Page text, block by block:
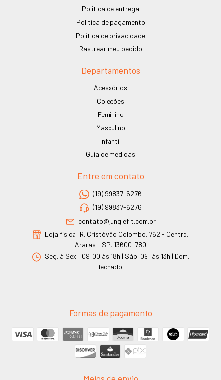
Politica de entrega
Politica de pagamento
Política de privacidade
Rastrear meu pedido
Departamentos
Acessórios
Coleções
Feminino
Masculino
Infantil
Guia de medidas
Entre em contato
(19) 99837-6276
(19) 99837-6276
contato@junglefit.com.br
Loja física: R. Cristóvão Colombo, 762 - Centro,
Araras - SP, 13600-780
Seg. à Sex.: 09:00 às 18h | Sáb. 09: às 13h | Dom.
fechado
Formas de pagamento